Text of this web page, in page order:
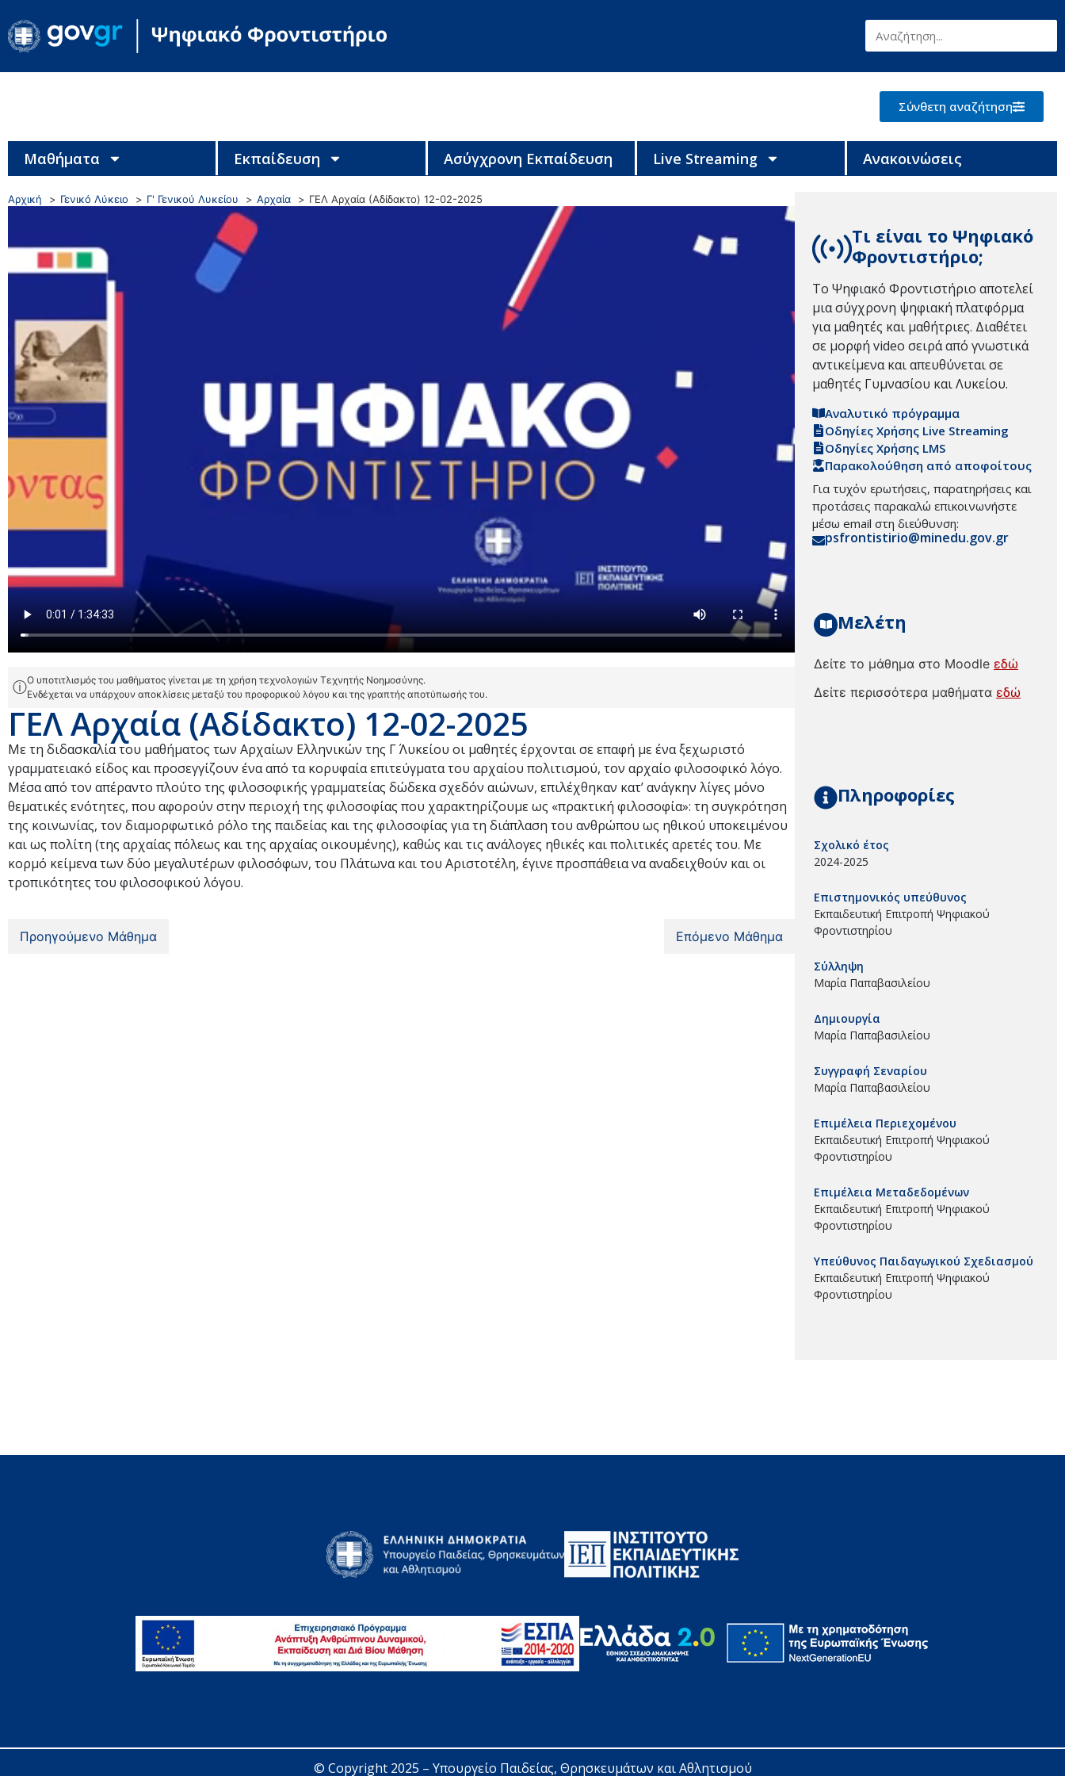
Σύνθετη αναζήτηση
Μαθήματα Εκπαίδευση Ασύγχρονη Εκπαίδευση Live Streaming Ανακοινώσεις
Αρχική Γενικό Λύκειο Γ' Γενικού Λυκείου Αρχαία ΓΕΛ Αρχαία (Αδίδακτο) 12-02-2025
ⓘΟ υποτιτλισμός του μαθήματος γίνεται με τη χρήση τεχνολογιών Τεχνητής Νοημοσύνης.
Ενδέχεται να υπάρχουν αποκλίσεις μεταξύ του προφορικού λόγου και της γραπτής αποτύπωσής του.
ΓΕΛ Αρχαία (Αδίδακτο) 12-02-2025
Με τη διδασκαλία του μαθήματος των Αρχαίων Ελληνικών της Γ΄ Λυκείου οι μαθητές έρχονται σε επαφή με ένα ξεχωριστό
γραμματειακό είδος και προσεγγίζουν ένα από τα κορυφαία επιτεύγματα του αρχαίου πολιτισμού, τον αρχαίο φιλοσοφικό λόγο.
Μέσα από τον απέραντο πλούτο της φιλοσοφικής γραμματείας δώδεκα σχεδόν αιώνων, επιλέχθηκαν κατ’ ανάγκην λίγες μόνο
θεματικές ενότητες, που αφορούν στην περιοχή της φιλοσοφίας που χαρακτηρίζουμε ως «πρακτική φιλοσοφία»: τη συγκρότηση
της κοινωνίας, τον διαμορφωτικό ρόλο της παιδείας και της φιλοσοφίας για τη διάπλαση του ανθρώπου ως ηθικού υποκειμένου
και ως πολίτη (της αρχαίας πόλεως και της αρχαίας οικουμένης), καθώς και τις ανάλογες ηθικές και πολιτικές αρετές του. Με
κορμό κείμενα των δύο μεγαλυτέρων φιλοσόφων, του Πλάτωνα και του Αριστοτέλη, έγινε προσπάθεια να αναδειχθούν και οι
τροπικότητες του φιλοσοφικού λόγου.
Προηγούμενο Μάθημα Επόμενο Μάθημα
Τι είναι το Ψηφιακό
Φροντιστήριο;
Το Ψηφιακό Φροντιστήριο αποτελεί
μια σύγχρονη ψηφιακή πλατφόρμα
για μαθητές και μαθήτριες. Διαθέτει
σε μορφή video σειρά από γνωστικά
αντικείμενα και απευθύνεται σε
μαθητές Γυμνασίου και Λυκείου.
Αναλυτικό πρόγραμμα
Οδηγίες Χρήσης Live Streaming
Οδηγίες Χρήσης LMS
Παρακολούθηση από αποφοίτους
Για τυχόν ερωτήσεις, παρατηρήσεις και
προτάσεις παρακαλώ επικοινωνήστε
μέσω email στη διεύθυνση:
psfrontistirio@minedu.gov.gr
Μελέτη
Δείτε το μάθημα στο Moodle εδώ
Δείτε περισσότερα μαθήματα εδώ
Πληροφορίες
Σχολικό έτος
2024-2025
Επιστημονικός υπεύθυνος
Εκπαιδευτική Επιτροπή Ψηφιακού
Φροντιστηρίου
Σύλληψη
Μαρία Παπαβασιλείου
Δημιουργία
Μαρία Παπαβασιλείου
Συγγραφή Σεναρίου
Μαρία Παπαβασιλείου
Επιμέλεια Περιεχομένου
Εκπαιδευτική Επιτροπή Ψηφιακού
Φροντιστηρίου
Επιμέλεια Μεταδεδομένων
Εκπαιδευτική Επιτροπή Ψηφιακού
Φροντιστηρίου
Υπεύθυνος Παιδαγωγικού Σχεδιασμού
Εκπαιδευτική Επιτροπή Ψηφιακού
Φροντιστηρίου
© Copyright 2025 – Υπουργείο Παιδείας, Θρησκευμάτων και Αθλητισμού